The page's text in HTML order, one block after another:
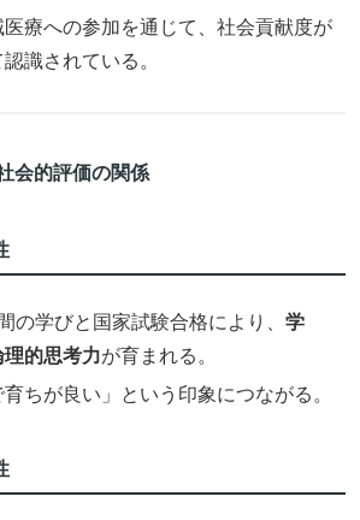
療への参加を通じて、社会貢献度が
識されている。
会的評価の関係
の学びと国家試験合格により、学
的思考力が育まれる。
ちが良い」という印象につながる。